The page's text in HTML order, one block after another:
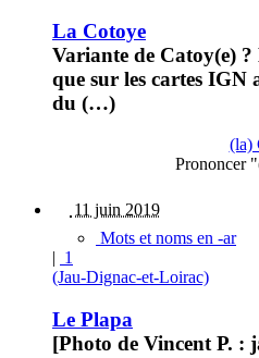
La Cotoye
Variante de Catoy(e)
que sur les cartes IGN
du (…)
(la)
Prononcer
11 juin 2019
Mots et noms en -ar
1
(Jau-Dignac-et-Loirac)
Le Plapa
[Photo de Vincent P. :